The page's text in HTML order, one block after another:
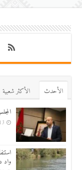
اﻷحدث اﻷكثر شعبية
13 ساعة ago
واد